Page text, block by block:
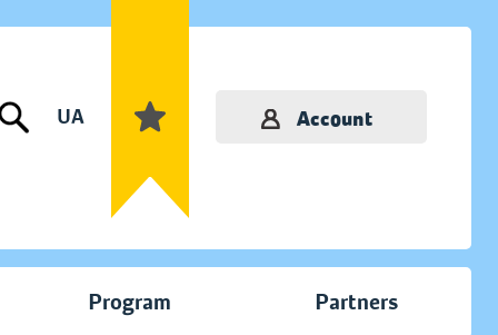
UA Account
Program Partners